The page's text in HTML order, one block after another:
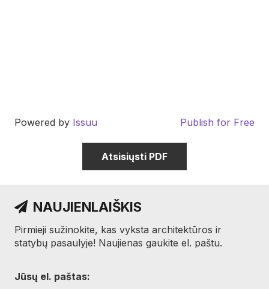
Powered by Issuu Publish for Free
Atsisiųsti PDF
NAUJIENLAIŠKIS
Pirmieji sužinokite, kas vyksta architektūros ir
statybų pasaulyje! Naujienas gaukite el. paštu.
Jūsų el. paštas: